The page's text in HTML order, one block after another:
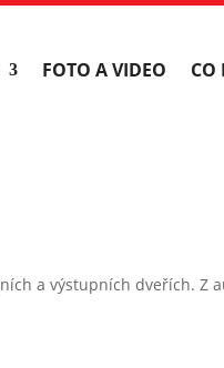
FOTO A VIDEO CO
a výstupních dveřích. Z